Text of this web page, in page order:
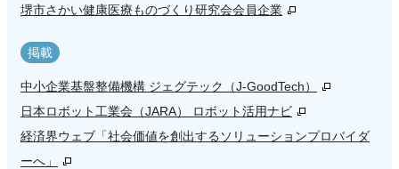
堺市さかい健康医療ものづくり研究会会員企業
掲載
中小企業基盤整備機構 ジェグテック（J-GoodTech）
日本ロボット工業会（JARA） ロボット活用ナビ
経済界ウェブ「社会価値を創出するソリューションプロバイダ
ーへ」